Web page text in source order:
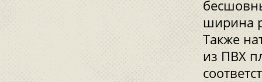
ширина
Также
из ПВХ